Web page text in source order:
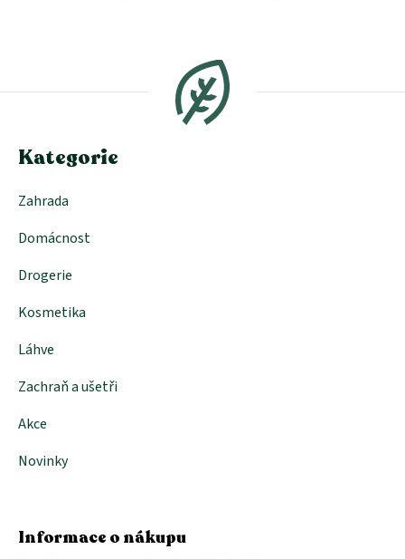
a
Kategorie
Zahrada
Domácnost
Drogerie
Kosmetika
Láhve
Zachraň a ušetři
Akce
Novinky
Informace o nákupu